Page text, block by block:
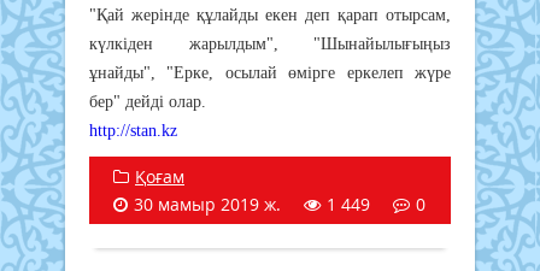
"Қай жерінде құлайды екен деп қарап отырсам,
күлкіден жарылдым", "Шынайылығыңыз
ұнайды", "Ерке, осылай өмірге еркелеп жүре
бер" дейді олар.
http://stan.kz
Қоғам
30 мамыр 2019 ж.
1 449 0